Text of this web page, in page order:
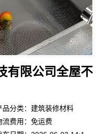
有限公司全屋不
品分类：建筑装修材料
流费用：免运费